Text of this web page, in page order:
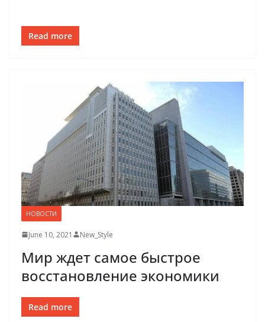
Read more
НОВОСТИ
June 10, 2021 New_Style
Мир ждет самое быстрое
восстановление экономики
Read more